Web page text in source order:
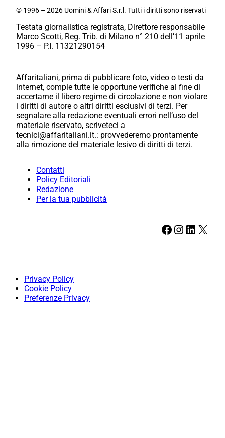
© 1996 – 2026 Uomini & Affari S.r.l. Tutti i diritti sono riservati
Testata giornalistica registrata, Direttore responsabile
Marco Scotti, Reg. Trib. di Milano n° 210 dell’11 aprile
1996 – P.I. 11321290154
Affaritaliani, prima di pubblicare foto, video o testi da
internet, compie tutte le opportune verifiche al fine di
accertarne il libero regime di circolazione e non violare
i diritti di autore o altri diritti esclusivi di terzi. Per
segnalare alla redazione eventuali errori nell’uso del
materiale riservato, scriveteci a
tecnici@affaritaliani.it.: provvederemo prontamente
alla rimozione del materiale lesivo di diritti di terzi.
Contatti
Policy Editoriali
Redazione
Per la tua pubblicità
Facebook Instagram LinkedIn X
Privacy Policy
Cookie Policy
Preferenze Privacy